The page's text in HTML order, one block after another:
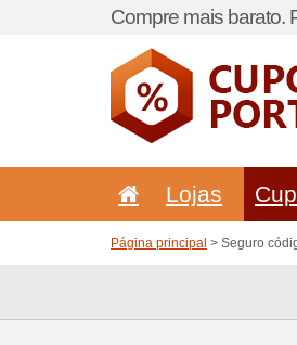
Compre mais barato.
Lojas
Página principal > Seguro